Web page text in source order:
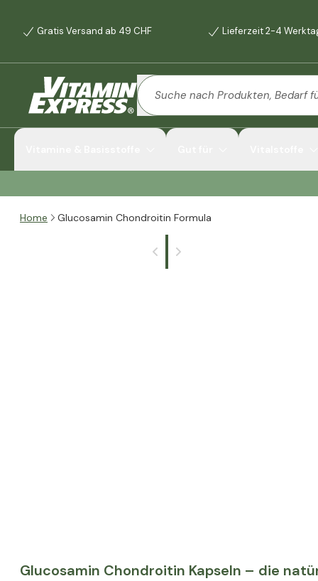
Gratis Versand ab 49 CHF Lieferzeit 2-4
Home Glucosamin Chondroitin Formula
Glucosamin Chondroitin Kapseln – die